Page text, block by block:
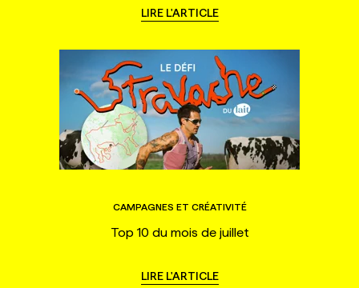
LIRE L'ARTICLE
CAMPAGNES ET CRÉATIVITÉ
Top 10 du mois de juillet
LIRE L'ARTICLE